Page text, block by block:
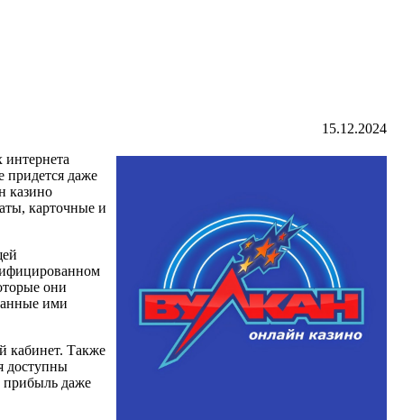
15.12.2024
придется даже
казино
карточные и
они
ими
кабинет. Также
доступны
прибыль даже